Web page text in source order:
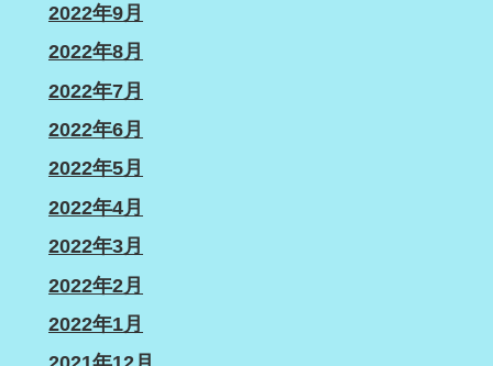
2022年9月
2022年8月
2022年7月
2022年6月
2022年5月
2022年4月
2022年3月
2022年2月
2022年1月